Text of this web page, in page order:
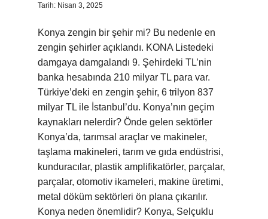
Tarih: Nisan 3, 2025
Konya zengin bir şehir mi? Bu nedenle en
zengin şehirler açıklandı. KONA Listedeki
damgaya damgalandı 9. Şehirdeki TL’nin
banka hesabında 210 milyar TL para var.
Türkiye’deki en zengin şehir, 6 trilyon 837
milyar TL ile İstanbul’du. Konya’nın geçim
kaynakları nelerdir? Önde gelen sektörler
Konya’da, tarımsal araçlar ve makineler,
taşlama makineleri, tarım ve gıda endüstrisi,
kunduracılar, plastik amplifikatörler, parçalar,
parçalar, otomotiv ikameleri, makine üretimi,
metal döküm sektörleri ön plana çıkarılır.
Konya neden önemlidir? Konya, Selçuklu